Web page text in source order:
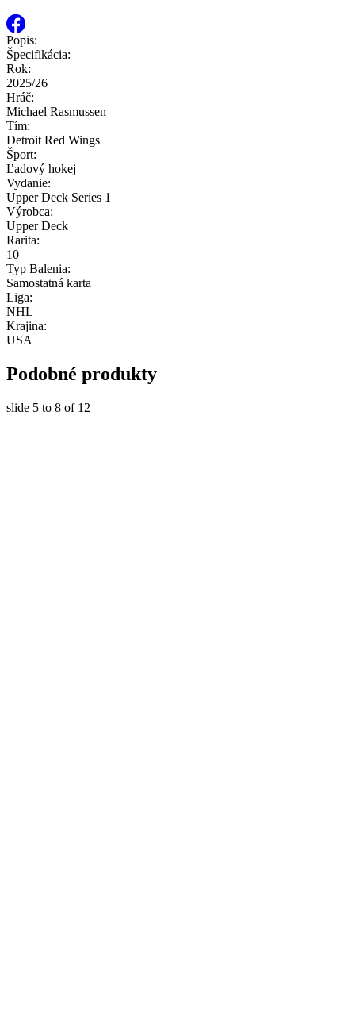
Popis:
Špecifikácia:
Rok:
2025/26
Hráč:
Michael Rasmussen
Tím:
Detroit Red Wings
Šport:
Ľadový hokej
Vydanie:
Upper Deck Series 1
Výrobca:
Upper Deck
Rarita:
10
Typ Balenia:
Samostatná karta
Liga:
NHL
Krajina:
USA
Podobné produkty
slide 5 to 8 of 12